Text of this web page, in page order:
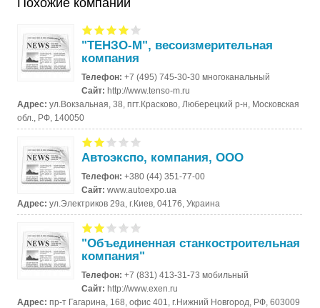
"ТЕНЗО-М", весоизмерительная
компания
Телефон:+7 (495) 745-30-30 многоканальный
Сайт:http://www.tenso-m.ru
Адрес:ул.Вокзальная, 38, пгт.Красково, Люберецкий р-н, Московская
обл., РФ, 140050
Автоэкспо, компания, ООО
Телефон:+380 (44) 351-77-00
Сайт:www.autoexpo.ua
Адрес:ул.Электриков 29а, г.Киев, 04176, Украина
"Объединенная станкостроительная
компания"
Телефон:+7 (831) 413-31-73 мобильный
Сайт:http://www.exen.ru
Адрес:пр-т Гагарина, 168, офис 401, г.Нижний Новгород, РФ, 603009